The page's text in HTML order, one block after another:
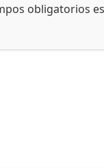
obligatorios